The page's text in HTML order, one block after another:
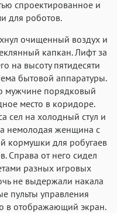
спроектированное и
для роботов.
очищенный воздух и
капкан. Лифт за
на высоту пятидесяти
бытовой аппаратуры.
мужчине порядковый
место в коридоре.
сел на холодный стул и
немолодая женщина с
кормушки для робугаев
Справа от него сидел
разных игровых
не выдержали накала
пульты управления
в отображающий экран.